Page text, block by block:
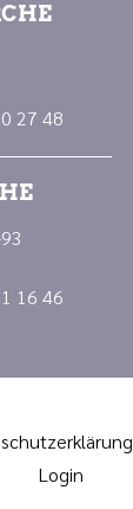
27 48
16 46
Login